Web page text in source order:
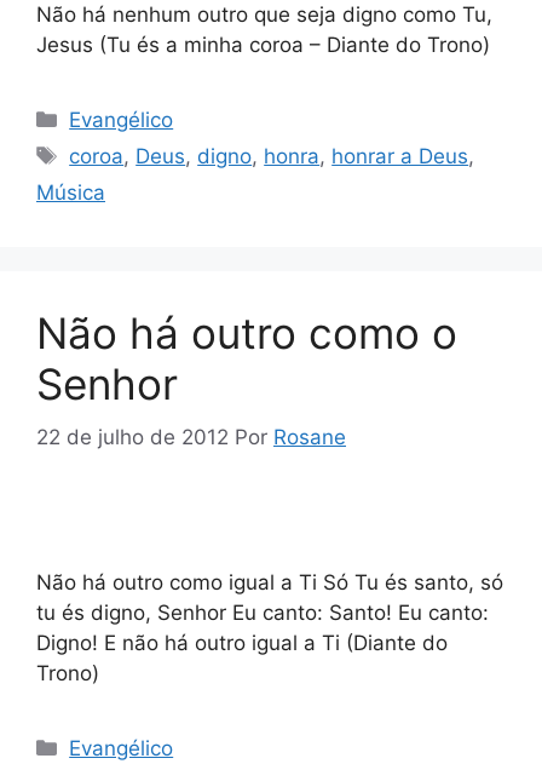
Não há nenhum outro que seja digno como Tu,
Jesus (Tu és a minha coroa – Diante do Trono)
Categorias
Evangélico
Tags
coroa, Deus, digno, honra, honrar a Deus,
Música
Não há outro como o
Senhor
22 de julho de 2012 Por Rosane
Não há outro como igual a Ti Só Tu és santo, só
tu és digno, Senhor Eu canto: Santo! Eu canto:
Digno! E não há outro igual a Ti (Diante do
Trono)
Categorias
Evangélico